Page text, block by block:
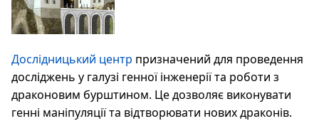
Дослідницький центр призначений для проведення
досліджень у галузі генної інженерії та роботи з
драконовим бурштином. Це дозволяє виконувати
генні маніпуляції та відтворювати нових драконів.